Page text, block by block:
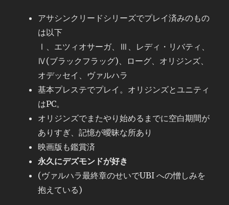
アサシンクリードシリーズでプレイ済みのもの
は以下
Ⅰ、エツィオサーガ、Ⅲ、レディ・リバティ、
Ⅳ(ブラックフラッグ)、ローグ、オリジンズ、
オデッセイ、ヴァルハラ
基本プレステでプレイ。オリジンズとユニティ
はPC。
オリジンズでまたやり始めるまでに空白期間が
ありすぎ、記憶が曖昧な所あり
映画版も鑑賞済
永久にデズモンドが好き
(ヴァルハラ最終章のせいでUBI への憎しみを
抱えている)